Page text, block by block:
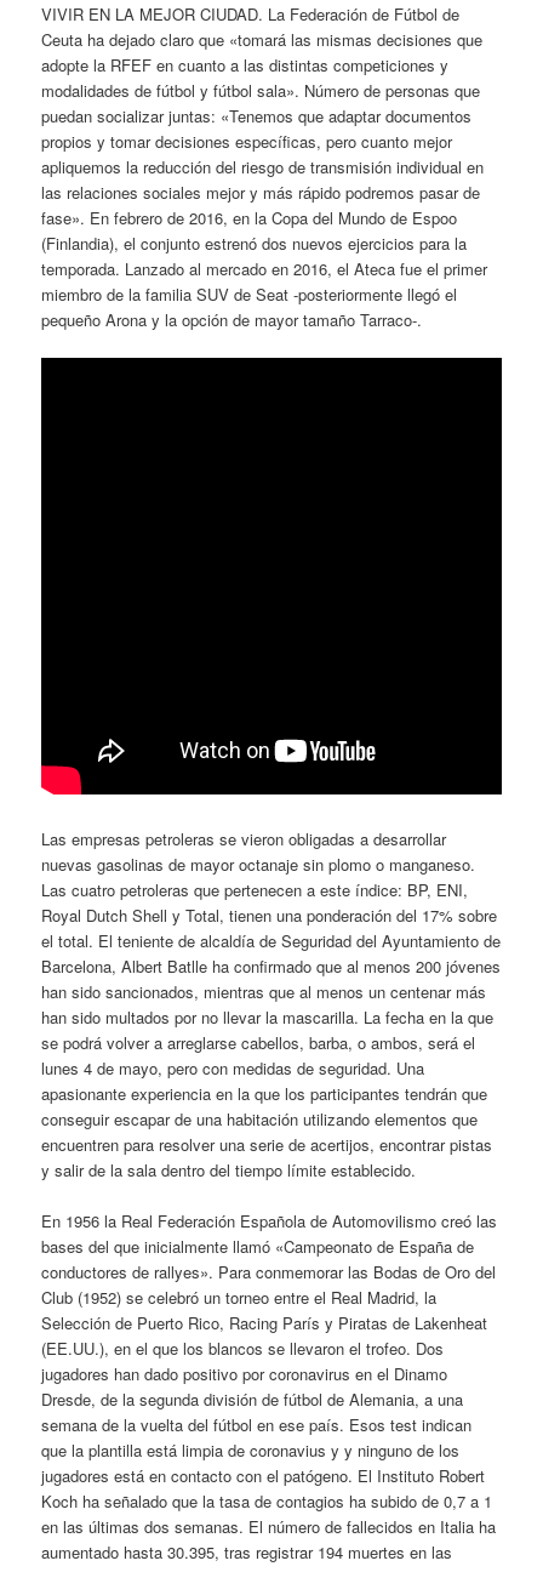
VIVIR EN LA MEJOR CIUDAD. La Federación de Fútbol de
Ceuta ha dejado claro que «tomará las mismas decisiones que
adopte la RFEF en cuanto a las distintas competiciones y
modalidades de fútbol y fútbol sala». Número de personas que
puedan socializar juntas: «Tenemos que adaptar documentos
propios y tomar decisiones específicas, pero cuanto mejor
apliquemos la reducción del riesgo de transmisión individual en
las relaciones sociales mejor y más rápido podremos pasar de
fase». En febrero de 2016, en la Copa del Mundo de Espoo
(Finlandia), el conjunto estrenó dos nuevos ejercicios para la
temporada. Lanzado al mercado en 2016, el Ateca fue el primer
miembro de la familia SUV de Seat -posteriormente llegó el
pequeño Arona y la opción de mayor tamaño Tarraco-.
Las empresas petroleras se vieron obligadas a desarrollar
nuevas gasolinas de mayor octanaje sin plomo o manganeso.
Las cuatro petroleras que pertenecen a este índice: BP, ENI,
Royal Dutch Shell y Total, tienen una ponderación del 17% sobre
el total. El teniente de alcaldía de Seguridad del Ayuntamiento de
Barcelona, Albert Batlle ha confirmado que al menos 200 jóvenes
han sido sancionados, mientras que al menos un centenar más
han sido multados por no llevar la mascarilla. La fecha en la que
se podrá volver a arreglarse cabellos, barba, o ambos, será el
lunes 4 de mayo, pero con medidas de seguridad. Una
apasionante experiencia en la que los participantes tendrán que
conseguir escapar de una habitación utilizando elementos que
encuentren para resolver una serie de acertijos, encontrar pistas
y salir de la sala dentro del tiempo límite establecido.
En 1956 la Real Federación Española de Automovilismo creó las
bases del que inicialmente llamó «Campeonato de España de
conductores de rallyes». Para conmemorar las Bodas de Oro del
Club (1952) se celebró un torneo entre el Real Madrid, la
Selección de Puerto Rico, Racing París y Piratas de Lakenheat
(EE.UU.), en el que los blancos se llevaron el trofeo. Dos
jugadores han dado positivo por coronavirus en el Dinamo
Dresde, de la segunda división de fútbol de Alemania, a una
semana de la vuelta del fútbol en ese país. Esos test indican
que la plantilla está limpia de coronavius y y ninguno de los
jugadores está en contacto con el patógeno. El Instituto Robert
Koch ha señalado que la tasa de contagios ha subido de 0,7 a 1
en las últimas dos semanas. El número de fallecidos en Italia ha
aumentado hasta 30.395, tras registrar 194 muertes en las